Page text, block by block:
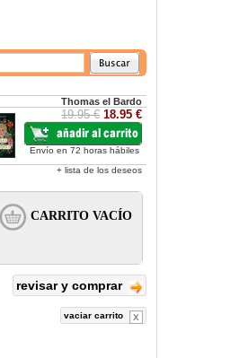
Thomas el Bardo
19.95 € 18.95 €
Envío en 72 horas hábiles
+ lista de los deseos
revisar y comprar
vaciar carrito